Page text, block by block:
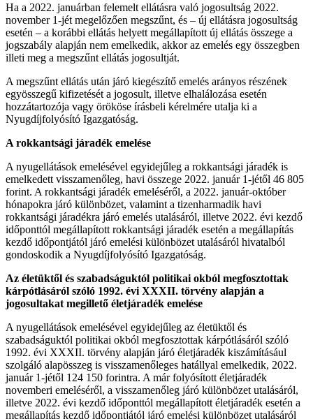
Ha a 2022. januárban felemelt ellátásra való jogosultság 2022.
november 1-jét megelőzően megszűnt, és – új ellátásra jogosultság
esetén – a korábbi ellátás helyett megállapított új ellátás összege a
jogszabály alapján nem emelkedik, akkor az emelés egy összegben
illeti meg a megszűnt ellátás jogosultját.
A megszűnt ellátás után járó kiegészítő emelés arányos részének
egyösszegű kifizetését a jogosult, illetve elhalálozása esetén
hozzátartozója vagy örököse írásbeli kérelmére utalja ki a
Nyugdíjfolyósító Igazgatóság.
A rokkantsági járadék emelése
A nyugellátások emelésével egyidejűleg a rokkantsági járadék is
emelkedett visszamenőleg, havi összege 2022. január 1-jétől 46 805
forint. A rokkantsági járadék emeléséről, a 2022. január-október
hónapokra járó különbözet, valamint a tizenharmadik havi
rokkantsági járadékra járó emelés utalásáról, illetve 2022. évi kezdő
időponttól megállapított rokkantsági járadék esetén a megállapítás
kezdő időpontjától járó emelési különbözet utalásáról hivatalból
gondoskodik a Nyugdíjfolyósító Igazgatóság.
Az életüktől és szabadságuktól politikai okból megfosztottak
kárpótlásáról szóló 1992. évi XXXII. törvény alapján a
jogosultakat megillető életjáradék emelése
A nyugellátások emelésével egyidejűleg az életüktől és
szabadságuktól politikai okból megfosztottak kárpótlásáról szóló
1992. évi XXXII. törvény alapján járó életjáradék kiszámításául
szolgáló alapösszeg is visszamenőleges hatállyal emelkedik, 2022.
január 1-jétől 124 150 forintra. A már folyósított életjáradék
novemberi emeléséről, a visszamenőleg járó különbözet utalásáról,
illetve 2022. évi kezdő időponttól megállapított életjáradék esetén a
megállapítás kezdő időpontjától járó emelési különbözet utalásáról